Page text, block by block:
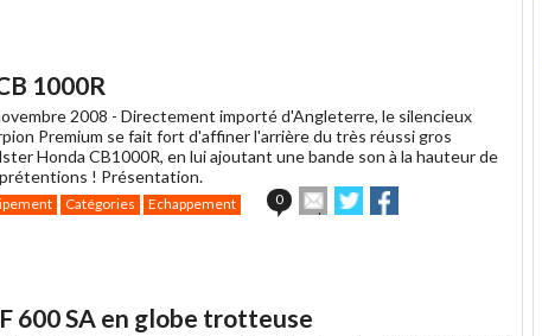
1000R
2008 - Directement importé d'Angleterre, le silencieux
Premium se fait fort d'affiner l'arrière du très réussi gros
Honda CB1000R, en lui ajoutant une bande son à la hauteur de
! Présentation.
Catégories Echappement 0
Envoyer
cet
Partager
sur sur
600 SA en globe trotteuse